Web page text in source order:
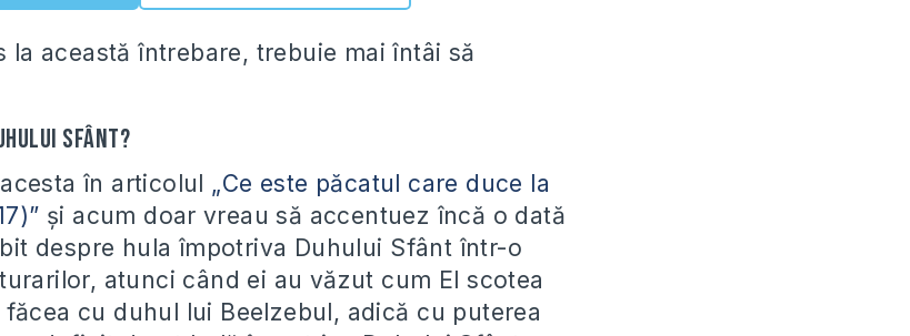
la această întrebare, trebuie mai întâi să
Sfânt?
în articolul „Ce este păcatul care duce la
și acum doar vreau să accentuez încă o dată
despre hula împotriva Duhului Sfânt într-o
atunci când ei au văzut cum El scotea
cu duhul lui Beelzebul, adică cu puterea